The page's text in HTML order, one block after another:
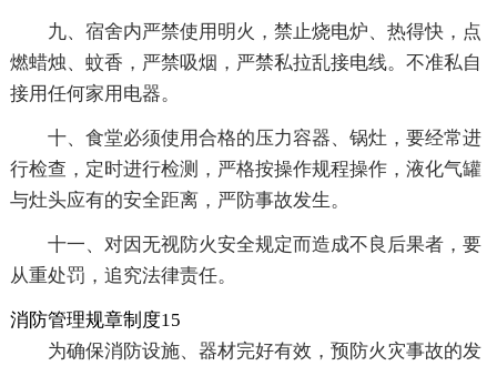
九、宿舍内严禁使用明火，禁止烧电炉、热得快，点
燃蜡烛、蚊香，严禁吸烟，严禁私拉乱接电线。不准私自
接用任何家用电器。
十、食堂必须使用合格的压力容器、锅灶，要经常进
行检查，定时进行检测，严格按操作规程操作，液化气罐
与灶头应有的安全距离，严防事故发生。
十一、对因无视防火安全规定而造成不良后果者，要
从重处罚，追究法律责任。
消防管理规章制度15
为确保消防设施、器材完好有效，预防火灾事故的发